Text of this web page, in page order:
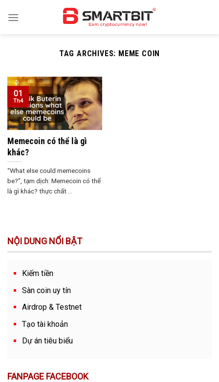
TAG ARCHIVES: MEME COIN
Memecoin có thể là gì
khác?
“What else could memecoins
be?”, tạm dịch: Memecoin có thể
là gì khác? thực chất ...
01
Th4
NỘI DUNG NỔI BẬT
Kiếm tiền
Sàn coin uy tín
Airdrop & Testnet
Tạo tài khoản
Dự án tiêu biểu
FANPAGE FACEBOOK